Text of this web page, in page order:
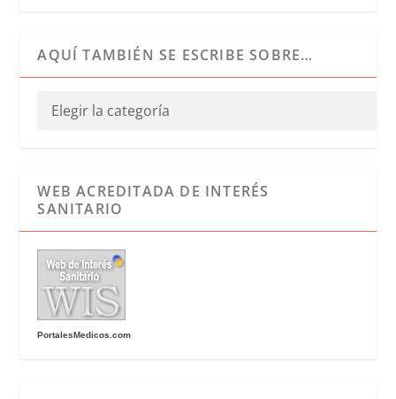
AQUÍ TAMBIÉN SE ESCRIBE SOBRE…
WEB ACREDITADA DE INTERÉS
SANITARIO
PortalesMedicos.com